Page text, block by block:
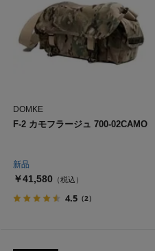
新品
DOMKE
F-2 カモフラージュ 700-02CAMO
￥41,580 （税込）
4.5 （2）